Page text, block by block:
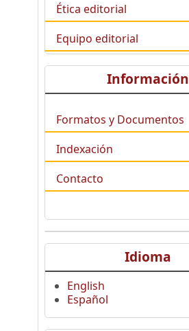
Ética editorial
Equipo editorial
Información
Formatos y Documentos
Indexación
Contacto
Idioma
English
Español